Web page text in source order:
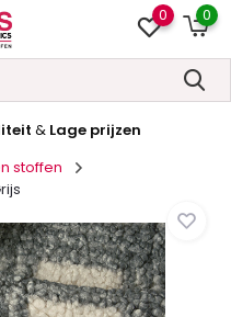
0 0
&Lage prijzen
stoffen